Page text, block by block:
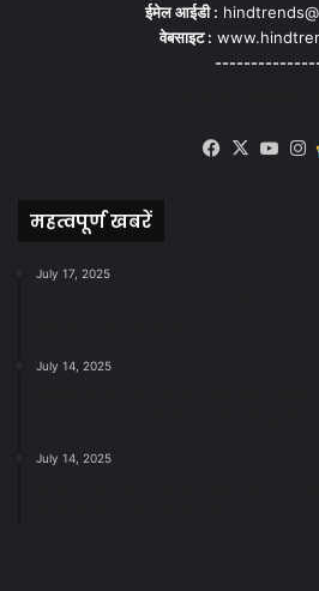
ईमेल आईडी :
वेबसाइट :
Facebook
X
महत्वपूर्ण खबरें
July 17, 2025
July 14, 2025
July 14, 2025